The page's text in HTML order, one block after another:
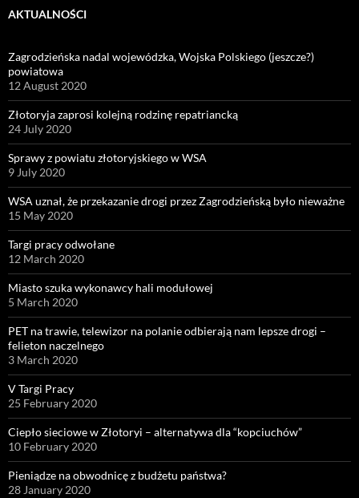
AKTUALNOŚCI
Zagrodzieńska nadal wojewódzka, Wojska Polskiego (jeszcze?)
powiatowa
12 August 2020
Złotoryja zaprosi kolejną rodzinę repatriancką
24 July 2020
Sprawy z powiatu złotoryjskiego w WSA
9 July 2020
WSA uznał, że przekazanie drogi przez Zagrodzieńską było nieważne
15 May 2020
Targi pracy odwołane
12 March 2020
Miasto szuka wykonawcy hali modułowej
5 March 2020
PET na trawie, telewizor na polanie odbierają nam lepsze drogi –
felieton naczelnego
3 March 2020
V Targi Pracy
25 February 2020
Ciepło sieciowe w Złotoryi – alternatywa dla “kopciuchów”
10 February 2020
Pieniądze na obwodnicę z budżetu państwa?
28 January 2020